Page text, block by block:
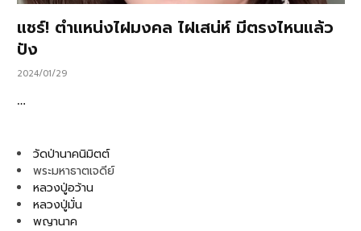
แชร์! ตำแหน่งไฝมงคล ไฝเสน่ห์ มีตรงไหนแล้ว
ปัง
2024/01/29
…
วัดป่านาคนิมิตต์
พระมหาธาตเจดีย์
หลวงปู่อว้าน
หลวงปู่มั่น
พญานาค